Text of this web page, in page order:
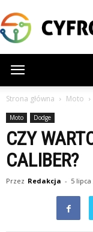
Strona główna Moto
Moto Dodge
CZY
CALIBER?
Przez Redakcja - 5 lipca